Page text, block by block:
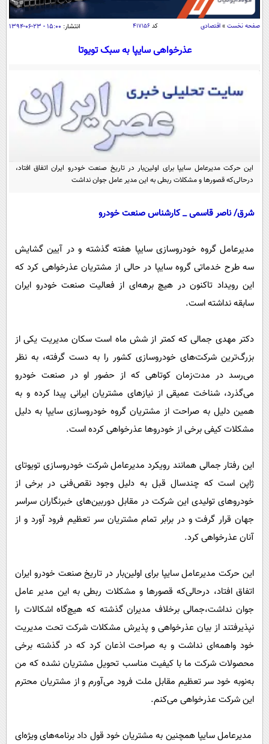
اقتصاد
اقتصادی
جامعه
حوادث
یک برش دانایی
سفر و تفریح
بین الملل
علم و دانش
علمی
گوناگون
باشگاه مغز
سیاست
سرگرمی
حوادث
محیط زیست
فرهنگی
بین الملل
سیاست خارجی
عصر ایران 2
داستان کوتاه
پیامک
دانلود
صفحه نخست » اقتصادی کد۴۱۷۱۵۶ انتشار: ۱۵:۰۰ - ۲۳-۰۶-۱۳۹۴
عذرخواهی سایپا به سبک تویوتا
این حرکت مدیرعامل سایپا برای اولین‌بار در تاریخ صنعت خودرو ایران اتفاق افتاد،
درحالی‌که قصورها و مشکلات ربطی به این مدیر عامل جوان نداشت
شرق/ ناصر قاسمی _ کارشناس صنعت خودرو
مدیرعامل گروه خودروسازی سایپا هفته گذشته و در آیین گشایش
سه طرح خدماتی گروه سایپا در حالی از مشتریان عذرخواهی کرد که
این رویداد تاکنون در هیچ برهه‌ای از فعالیت صنعت خودرو ایران
سابقه نداشته است.
دکتر مهدی جمالی که کمتر از شش ماه است سکان مدیریت یکی از
بزرگ‌ترین شرکت‌های خودروسازی کشور را به دست گرفته، به نظر
می‌رسد در مدت‌زمان کوتاهی که از حضور او در صنعت خودرو
می‌گذرد، شناخت عمیقی از نیاز‌های مشتریان ایرانی پیدا کرده و به
همین دلیل به صراحت از مشتریان گروه خودروسازی سایپا به دلیل
مشکلات کیفی برخی از خودروها عذرخواهی کرده است.
این رفتار جمالی همانند رویکرد مدیرعامل شرکت خودروسازی تویوتای
ژاپن است که چندسال قبل به دلیل وجود نقص‌فنی در برخی از
خودروهای تولیدی این شرکت در مقابل دوربین‌های خبرنگاران سراسر
جهان قرار گرفت و در برابر تمام مشتریان سر تعظیم فرود آورد و از
آنان عذرخواهی کرد.
این حرکت مدیرعامل سایپا برای اولین‌بار در تاریخ صنعت خودرو ایران
اتفاق افتاد، درحالی‌که قصورها و مشکلات ربطی به این مدیر عامل
جوان نداشت،جمالی برخلاف مدیران گذشته که هیچ‌گاه اشکالات را
نپذیرفتند از بیان عذرخواهی و پذیرش مشکلات شرکت تحت مدیریت
خود واهمه‌ای نداشت و به صراحت اذعان کرد که در گذشته برخی
محصولات شرکت ما با کیفیت مناسب تحویل مشتریان نشده که من
به‌نوبه خود سر تعظیم مقابل ملت فرود می‌آورم و از مشتریان محترم
این شرکت عذرخواهی می‌کنم.
مدیرعامل سایپا همچنین به مشتریان خود قول داد برنامه‌های ویژه‌ای